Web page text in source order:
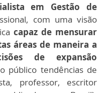
em Gestão de
com uma visão
capaz de mensurar
áreas de maneira a
de expansão
público tendências de
professor, escritor